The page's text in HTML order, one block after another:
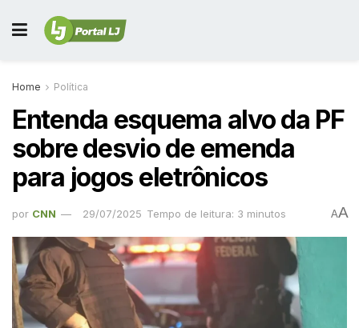
Home Política
Entenda esquema alvo da PF
sobre desvio de emenda
para jogos eletrônicos
por CNN 29/07/2025 Tempo de leitura: 3 minutos AA